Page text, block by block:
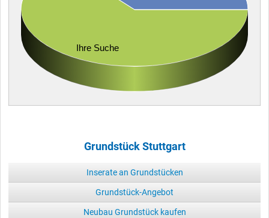
Ihre Suche
Grundstück Stuttgart
Inserate an Grundstücken
Grundstück-Angebot
Neubau Grundstück kaufen